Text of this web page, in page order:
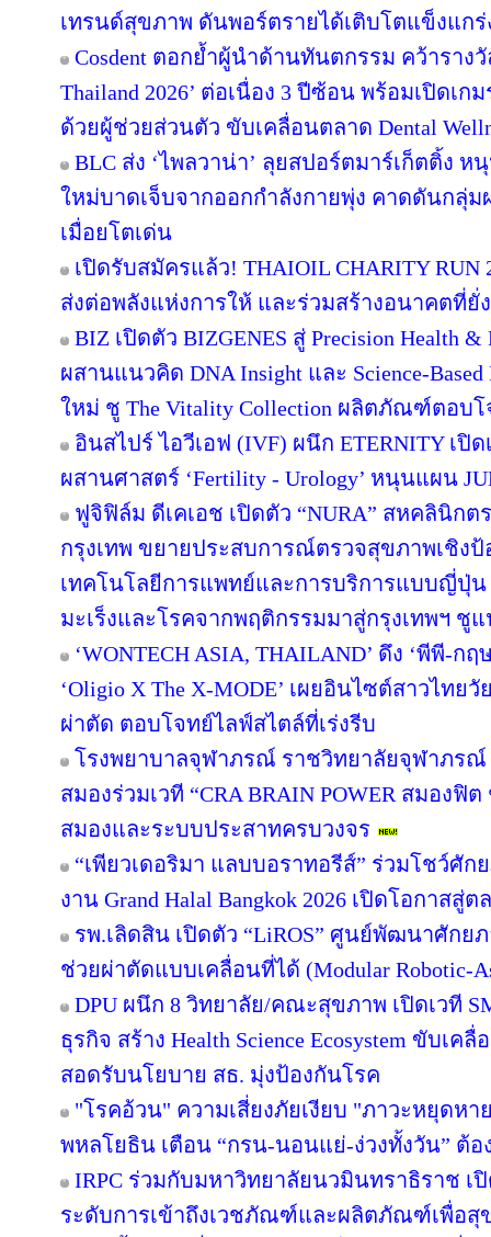
เทรนด์สุขภาพ ดันพอร์ตรายได้เติบโตแข็งแกร่
Cosdent ตอกย้ำผู้นำด้านทันตกรรม คว้ารางวัล
Thailand 2026’ ต่อเนื่อง 3 ปีซ้อน พร้อมเปิดเก
ด้วยผู้ช่วยส่วนตัว ขับเคลื่อนตลาด Dental
BLC ส่ง ‘ไพลวาน่า’ ลุยสปอร์ตมาร์เก็ตติ้ง ห
ใหม่บาดเจ็บจากออกกำลังกายพุ่ง คาดดันกลุ่
เมื่อยโตเด่น
เปิดรับสมัครแล้ว! THAIOIL CHARITY
ส่งต่อพลังแห่งการให้ และร่วมสร้างอนาคตที่ยั่
BIZ เปิดตัว BIZGENES สู่ Precision Health
ผสานแนวคิด DNA Insight และ Science-
ใหม่ ชู The Vitality Collection ผลิตภัณฑ์ตอบ
อินสไปร์ ไอวีเอฟ (IVF) ผนึก ETERNITY เปิด
ผสานศาสตร์ ‘Fertility - Urology’ หนุนแผน
ฟูจิฟิล์ม ดีเคเอช เปิดตัว “NURA” สหคลินิก
กรุงเทพ ขยายประสบการณ์ตรวจสุขภาพเชิง
เทคโนโลยีการแพทย์และการบริการแบบญี่ปุ่
มะเร็งและโรคจากพฤติกรรมมาสู่กรุงเทพฯ ชู
‘WONTECH ASIA, THAILAND’ ดึง ‘พีพี-ก
‘Oligio X The X-MODE’ เผยอินไซต์สาวไท
ผ่าตัด ตอบโจทย์ไลฟ์สไตล์ที่เร่งรีบ
โรงพยาบาลจุฬาภรณ์ ราชวิทยาลัยจุฬาภร
สมองร่วมเวที “CRA BRAIN POWER สมอง
สมองและระบบประสาทครบวงจร
“เพียวเดอริมา แลบบอราทอรีส์” ร่วมโชว์ศั
งาน Grand Halal Bangkok 2026 เปิดโอกาสสู่
รพ.เลิดสิน เปิดตัว “LiROS” ศูนย์พัฒนาศัก
ช่วยผ่าตัดแบบเคลื่อนที่ได้ (Modular Robotic-
DPU ผนึก 8 วิทยาลัย/คณะสุขภาพ เปิดเวที
ธุรกิจ สร้าง Health Science Ecosystem ขับเค
สอดรับนโยบาย สธ. มุ่งป้องกันโรค
"โรคอ้วน" ความเสี่ยงภัยเงียบ "ภาวะหยุดห
พหลโยธิน เตือน “กรน-นอนแย่-ง่วงทั้งวัน” ต้
IRPC ร่วมกับมหาวิทยาลัยนวมินทราธิราช เปิ
ระดับการเข้าถึงเวชภัณฑ์และผลิตภัณฑ์เพื่อสุ